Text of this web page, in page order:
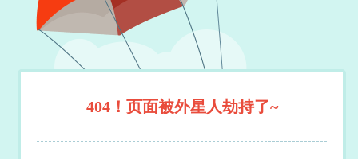
404！页面被外星人劫持了~